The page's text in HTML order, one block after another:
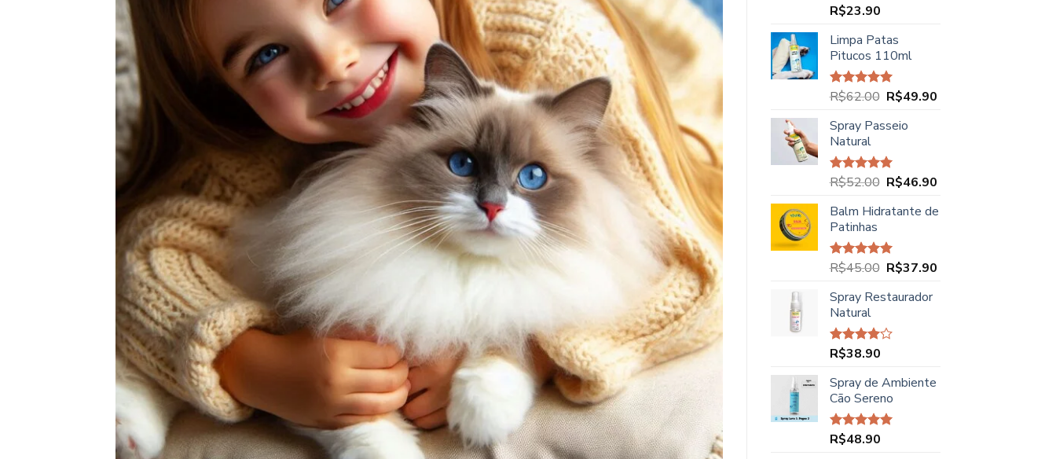
Avaliação
R$23.90
Limpa Patas
Pitucos 110ml
Avaliação
R$62.00 O
original
R$62.00.
R$49.90
Spray Passeio
Natural
Avaliação
R$52.00 O
original
R$52.00.
R$46.90
atual
Balm Hidratante de
Patinhas
Avaliação
R$45.00 O
original
R$45.00.
R$37.90
Spray Restaurador
Natural
Avaliação
5
R$38.90
Spray de Ambiente
Cão Sereno
Avaliação
R$48.90